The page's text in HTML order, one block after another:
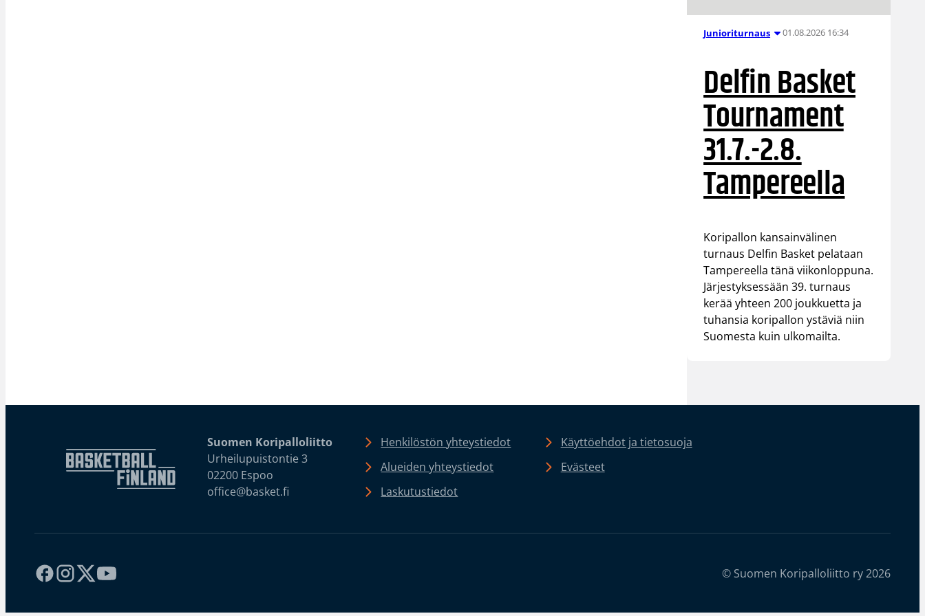
Junioriturnaus 01.08.2026 16:34
Delfin Basket
Tournament
31.7.-2.8.
Tampereella
Koripallon kansainvälinen
turnaus Delfin Basket pelataan
Tampereella tänä viikonloppuna.
Järjestyksessään 39. turnaus
kerää yhteen 200 joukkuetta ja
tuhansia koripallon ystäviä niin
Suomesta kuin ulkomailta.
Suomen Koripalloliitto
Urheilupuistontie 3
02200 Espoo
office@basket.fi
Henkilöstön yhteystiedot
Alueiden yhteystiedot
Laskutustiedot
Käyttöehdot ja tietosuoja
Evästeet
© Suomen Koripalloliitto ry 2026